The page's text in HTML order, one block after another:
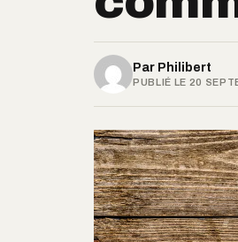
Par Philibert
PUBLIÉ LE 20